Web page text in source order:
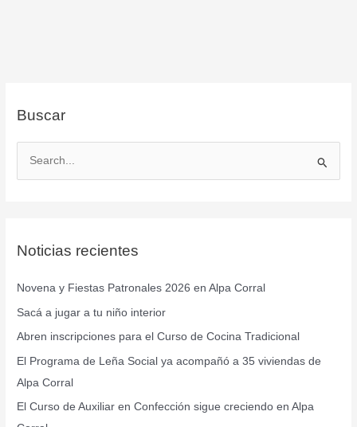
Buscar
a
p
o
r
:
Noticias recientes
Novena y Fiestas Patronales 2026 en Alpa Corral
Sacá a jugar a tu niño interior
Abren inscripciones para el Curso de Cocina Tradicional
El Programa de Leña Social ya acompañó a 35 viviendas de
Alpa Corral
El Curso de Auxiliar en Confección sigue creciendo en Alpa